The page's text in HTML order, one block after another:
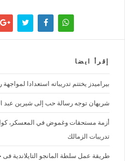
إقرأ ايضا
بيراميدز يختتم تدريباته استعدادا
شريهان توجه رسالة حب إلى شيرين عبد
أزمة مستحقات وغموض في المعسكر،
تدريبات الزمالك
طريقة عمل سلطة المانجو التايلاندية